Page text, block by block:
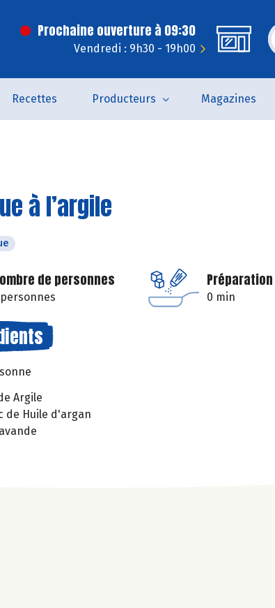
Prochaine ouverture à 09:30
Vendredi : 9h30 - 19h00
Recettes Producteurs Magazines
à l’argile
de personnes
personnes
Préparation
0 min
Argile
de Huile d'argan